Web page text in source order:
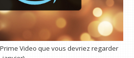
Video que vous devriez regarder